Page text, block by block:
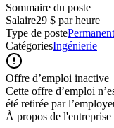
Sommaire du poste
Salaire29 $ par heure
Type de postePermanent
CatégoriesIngénierie
Offre d’emploi inactive
Cette offre d’emploi
été retirée par
À propos de l'entreprise